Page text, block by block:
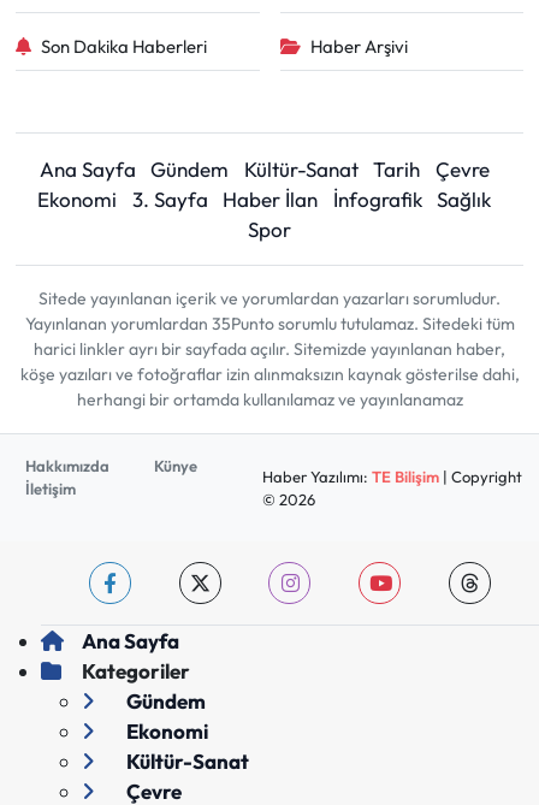
Son Dakika Haberleri Haber Arşivi
Ana Sayfa Gündem Kültür-Sanat Tarih
Çevre
Ekonomi
3. Sayfa Haber İlan İnfografik Sağlık
Spor
Sitede yayınlanan içerik ve yorumlardan yazarları sorumludur.
Yayınlanan yorumlardan 35Punto sorumlu tutulamaz. Sitedeki tüm
harici linkler ayrı bir sayfada açılır. Sitemizde yayınlanan haber,
köşe yazıları ve fotoğraflar izin alınmaksızın kaynak gösterilse dahi,
herhangi bir ortamda kullanılamaz ve yayınlanamaz
Hakkımızda
Künye
İletişim
Haber Yazılımı: TE Bilişim| Copyright
© 2026
Ana Sayfa
Kategoriler
Gündem
Ekonomi
Kültür-Sanat
Çevre